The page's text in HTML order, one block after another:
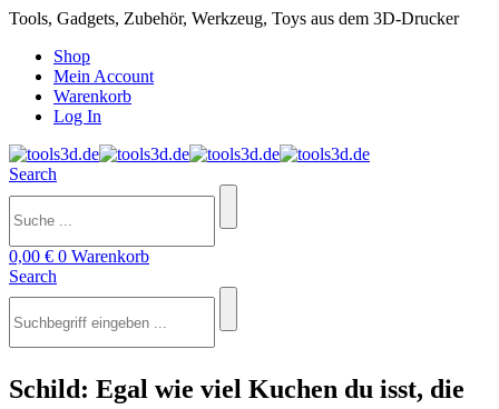
Tools, Gadgets, Zubehör, Werkzeug, Toys aus dem 3D-Drucker
Shop
Mein Account
Warenkorb
Log In
Search
0,00 € 0 Warenkorb
Search
Schild: Egal wie viel Kuchen du isst, die